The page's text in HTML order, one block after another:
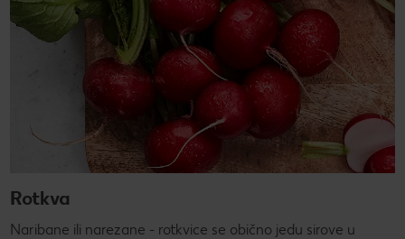
Rotkva
Naribane ili narezane - rotkvice se obično jedu sirove u